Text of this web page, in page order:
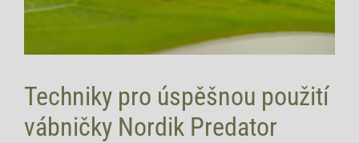
Techniky pro úspěšnou použití
vábničky Nordik Predator